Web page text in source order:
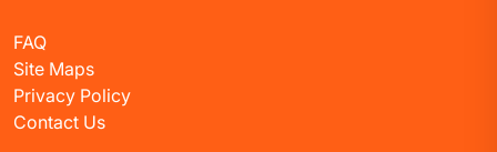
FAQ
Site Maps
Privacy Policy
Contact Us